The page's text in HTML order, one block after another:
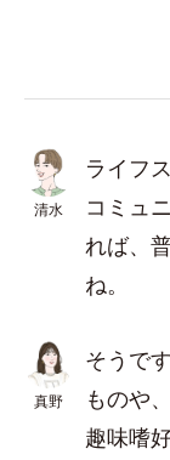
清水
ライフ
コミュ
れば、
ね。
真野
そうで
ものや
趣味嗜